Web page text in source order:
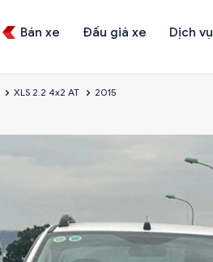
Bán xe Đấu giá xe Dịch vụ
XLS 2.2 4x2 AT 2015